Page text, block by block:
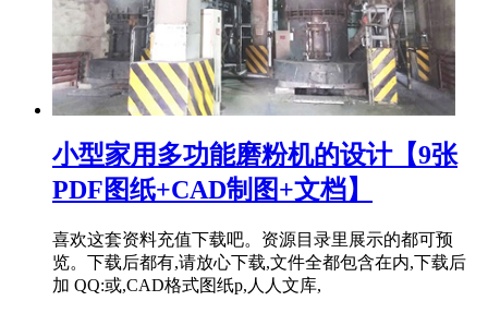
小型家用多功能磨粉机的设计【9张
PDF图纸+CAD制图+文档】
喜欢这套资料充值下载吧。资源目录里展示的都可预
览。下载后都有,请放心下载,文件全都包含在内,下载后
加 QQ:或,CAD格式图纸p,人人文库,